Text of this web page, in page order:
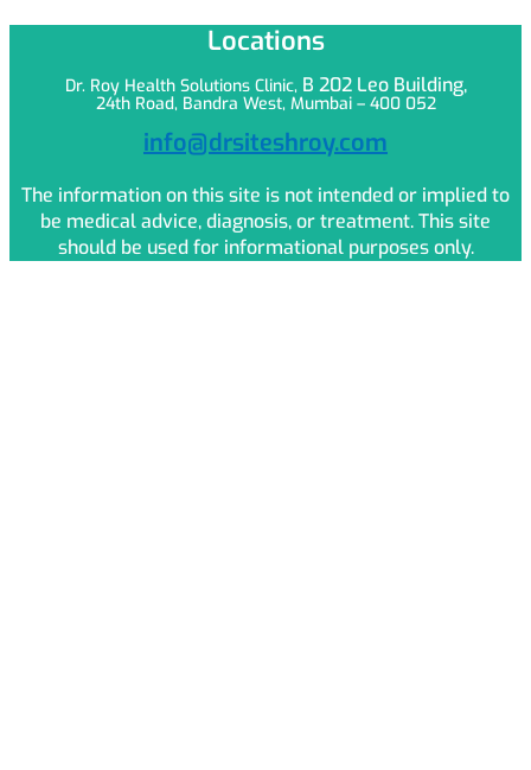
Locations
Dr. Roy Health Solutions Clinic, B 202 Leo Building,
24th Road, Bandra West, Mumbai – 400 052
info@drsiteshroy.com
The information on this site is not intended or implied to
be medical advice, diagnosis, or treatment. This site
should be used for informational purposes only.